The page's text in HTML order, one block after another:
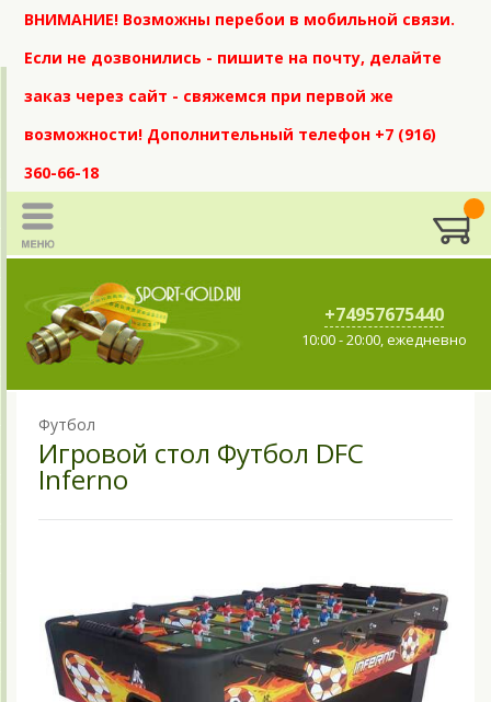
ВНИМАНИЕ! Возможны перебои в мобильной связи.
Если не дозвонились - пишите на почту, делайте
заказ через сайт - свяжемся при первой же
возможности! Дополнительный телефон +7 (916)
360-66-18
+74957675440
10:00 - 20:00, ежедневно
Футбол
Игровой стол Футбол DFC
Inferno